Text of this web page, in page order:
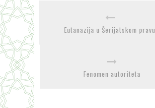
Eutanazija u Šerijatskom pravu
Fenomen autoriteta